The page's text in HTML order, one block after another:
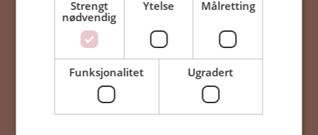
Strengt
nødvendig
Ytelse Målretting
Funksjonalitet Ugradert